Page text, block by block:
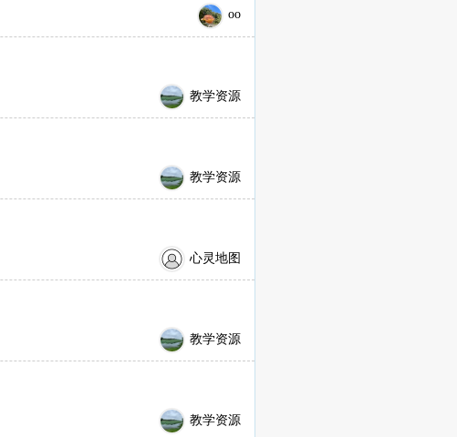
oo
教学资源
教学资源
心灵地图
教学资源
教学资源